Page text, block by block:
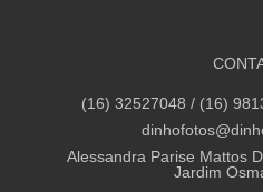
(16) 32527048 / (16)
Alessandra Parise Mattos
Jardim